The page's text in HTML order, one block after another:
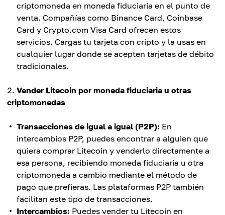
criptomoneda en moneda fiduciaria en el punto de
venta. Compañías como Binance Card, Coinbase
Card y Crypto.com Visa Card ofrecen estos
servicios. Cargas tu tarjeta con cripto y la usas en
cualquier lugar donde se acepten tarjetas de débito
tradicionales.
Vender Litecoin por moneda fiduciaria u otras
criptomonedas
Transacciones de igual a igual (P2P): En
intercambios P2P, puedes encontrar a alguien que
quiera comprar Litecoin y venderlo directamente a
esa persona, recibiendo moneda fiduciaria u otra
criptomoneda a cambio mediante el método de
pago que prefieras. Las plataformas P2P también
facilitan este tipo de transacciones.
Intercambios: Puedes vender tu Litecoin en